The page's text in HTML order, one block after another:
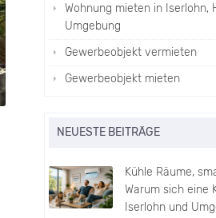
Wohnung mieten in Iserlohn,
Umgebung
Gewerbeobjekt vermieten
Gewerbeobjekt mieten
NEUESTE BEITRÄGE
Kühle Räume,
Warum sich eine
Iserlohn und